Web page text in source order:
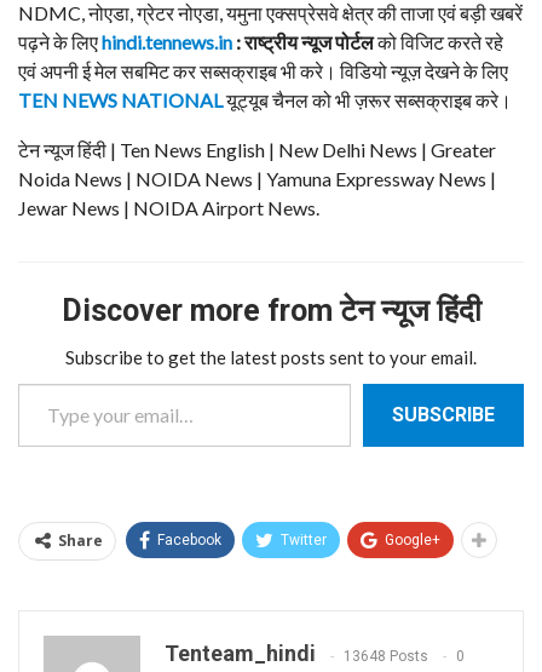
NDMC, नोएडा, ग्रेटर नोएडा, यमुना एक्सप्रेसवे क्षेत्र की ताजा एवं बड़ी खबरें
पढ़ने के लिएhindi.tennews.in : राष्ट्रीय न्यूज पोर्टलको विजिट करते रहे
एवं अपनी ई मेल सबमिट कर सब्सक्राइब भी करे। विडियो न्यूज़ देखने के लिए
TEN NEWS NATIONALयूट्यूब चैनल को भी ज़रूर सब्सक्राइब करे।
टेन न्यूज हिंदी | Ten News English | New Delhi News | Greater
Noida News | NOIDA News | Yamuna Expressway News |
Jewar News | NOIDA Airport News.
Discover more from टेन न्यूज हिंदी
Subscribe to get the latest posts sent to your email.
Type your email…
SUBSCRIBE
Share Facebook Twitter Google+
Tenteam_hindi 13648 Posts 0